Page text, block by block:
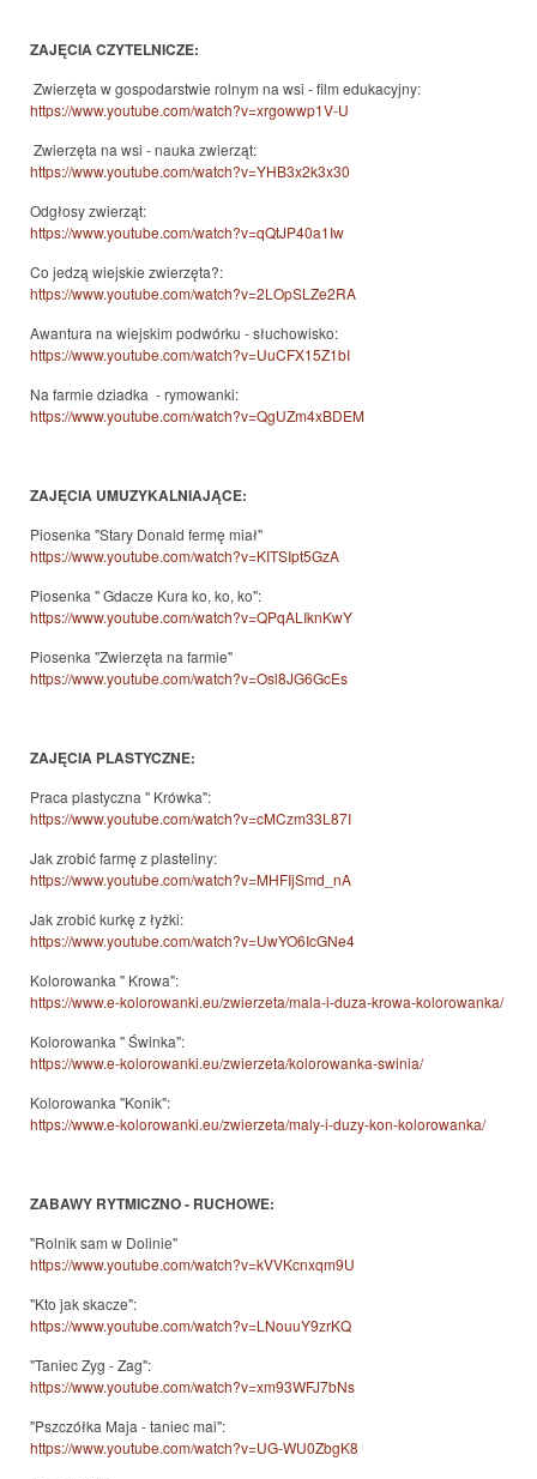
ZAJĘCIA CZYTELNICZE:
Zwierzęta w gospodarstwie rolnym na wsi - film edukacyjny:
https://www.youtube.com/watch?v=xrgowwp1V-U
Zwierzęta na wsi - nauka zwierząt:
https://www.youtube.com/watch?v=YHB3x2k3x30
Odgłosy zwierząt:
https://www.youtube.com/watch?v=qQtJP40a1Iw
Co jedzą wiejskie zwierzęta?:
https://www.youtube.com/watch?v=2LOpSLZe2RA
Awantura na wiejskim podwórku - słuchowisko:
https://www.youtube.com/watch?v=UuCFX15Z1bI
Na farmie dziadka - rymowanki:
https://www.youtube.com/watch?v=QgUZm4xBDEM
ZAJĘCIA UMUZYKALNIAJĄCE:
Piosenka "Stary Donald fermę miał"
https://www.youtube.com/watch?v=KITSIpt5GzA
Piosenka " Gdacze Kura ko, ko, ko":
https://www.youtube.com/watch?v=QPqALIknKwY
Piosenka "Zwierzęta na farmie"
https://www.youtube.com/watch?v=Osl8JG6GcEs
ZAJĘCIA PLASTYCZNE:
Praca plastyczna " Krówka":
https://www.youtube.com/watch?v=cMCzm33L87I
Jak zrobić farmę z plasteliny:
https://www.youtube.com/watch?v=MHFIjSmd_nA
Jak zrobić kurkę z łyżki:
https://www.youtube.com/watch?v=UwYO6IcGNe4
Kolorowanka " Krowa":
https://www.e-kolorowanki.eu/zwierzeta/mala-i-duza-krowa-kolorowanka/
Kolorowanka " Świnka":
https://www.e-kolorowanki.eu/zwierzeta/kolorowanka-swinia/
Kolorowanka "Konik":
https://www.e-kolorowanki.eu/zwierzeta/maly-i-duzy-kon-kolorowanka/
ZABAWY RYTMICZNO - RUCHOWE:
"Rolnik sam w Dolinie"
https://www.youtube.com/watch?v=kVVKcnxqm9U
"Kto jak skacze":
https://www.youtube.com/watch?v=LNouuY9zrKQ
"Taniec Zyg - Zag":
https://www.youtube.com/watch?v=xm93WFJ7bNs
"Pszczółka Maja - taniec mai":
https://www.youtube.com/watch?v=UG-WU0ZbgK8